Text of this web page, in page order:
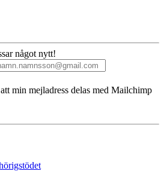
något nytt!
min mejladress delas med Mailchimp